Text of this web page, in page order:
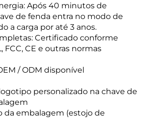
Após 40 minutos de
de fenda entra no modo de
a carga por até 3 anos.
Certificado conforme
FCC, CE e outras normas
/ ODM disponível
personalizado na chave de
da embalagem (estojo de